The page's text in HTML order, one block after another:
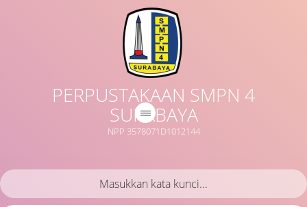
PERPUSTAKAAN SMPN 4
SURABAYA
NPP 3578071D1012144